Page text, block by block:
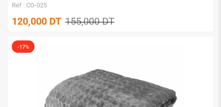
Réf : CO-025
155,000DT
120,000 DT
-17%